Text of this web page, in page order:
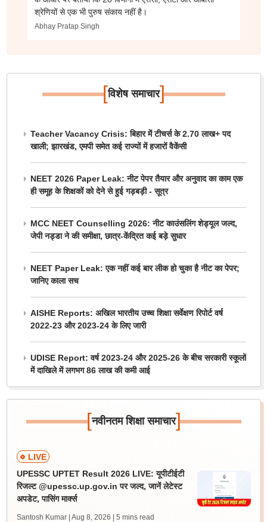
श्रेणियों से एक भी पुरुष संकाय नहीं है।
Abhay Pratap Singh
[विशेष समाचार]
Teacher Vacancy Crisis: बिहार में टीचर्स के 2.70 लाख+ पद
खाली; झारखंड, एमपी समेत कई राज्यों में हजारों वैकेंसी
NEET 2026 Paper Leak: नीट पेपर तैयार और अनुवाद का काम एक
ही समूह के शिक्षकों को देने से हुई गड़बड़ी - सूत्र
MCC NEET Counselling 2026: नीट काउंसलिंग शेड्यूल जल्द,
जेपी नड्डा ने की समीक्षा, छात्र-केंद्रित कई बड़े सुधार
NEET Paper Leak: एक नहीं कई बार लीक हो चुका है नीट का पेपर;
जानिए काला सच
AISHE Reports: अखिल भारतीय उच्च शिक्षा सर्वेक्षण रिपोर्ट वर्ष
2022-23 और 2023-24 के लिए जारी
UDISE Report: वर्ष 2023-24 और 2025-26 के बीच सरकारी स्कूलों
में दाखिले में लगभग 86 लाख की कमी आई
[नवीनतम शिक्षा समाचार]
LIVE
UPESSC UPTET Result 2026 LIVE: यूपीटीईटी
रिजल्ट @upessc.up.gov.in पर जल्द, जानें लेटेस्ट
अपडेट, पासिंग मार्क्स
Santosh Kumar | Aug 8, 2026 | 5 mins read